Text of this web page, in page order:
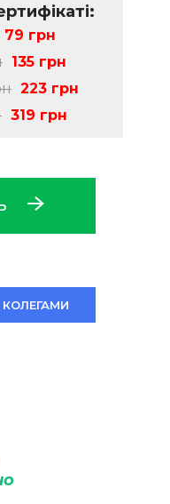
79 грн
135 грн
223 грн
319 грн